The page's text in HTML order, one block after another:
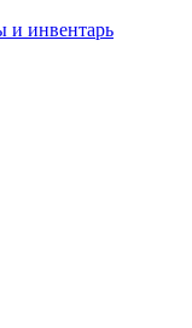
и инвентарь